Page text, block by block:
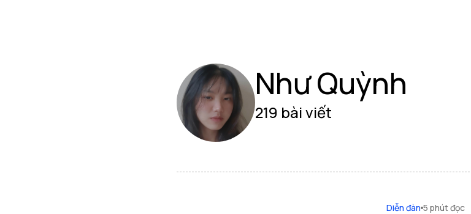
Như Quỳnh
219 bài viết
Diễn đàn 5 phút đọc